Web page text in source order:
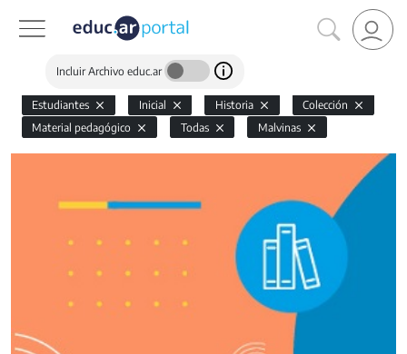
Incluir Archivo educ.ar
Estudiantes Inicial Historia
Colección
Material pedagógico
Todas Malvinas